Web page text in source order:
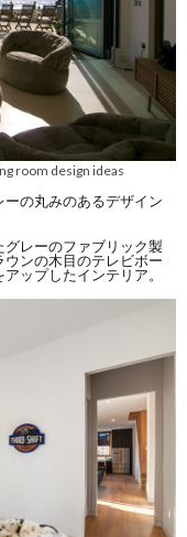
room design ideas
の丸みのあるデザイン
レーのファブリック製
ンの木目のテレビボー
ップしたインテリア。